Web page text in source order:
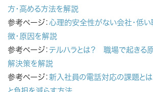
方・高める方法を解説
参考ページ： 心理的安全性がない会社・低い
徴・原因を解説
参考ページ： テルハラとは？ 職場で起きる
解決策を解説
参考ページ： 新入社員の電話対応の課題と